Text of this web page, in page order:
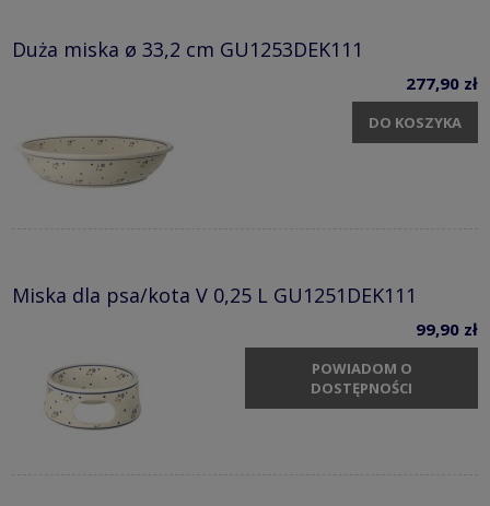
Duża miska ø 33,2 cm GU1253DEK111
277,90 zł
DO KOSZYKA
Miska dla psa/kota V 0,25 L GU1251DEK111
99,90 zł
POWIADOM O
DOSTĘPNOŚCI